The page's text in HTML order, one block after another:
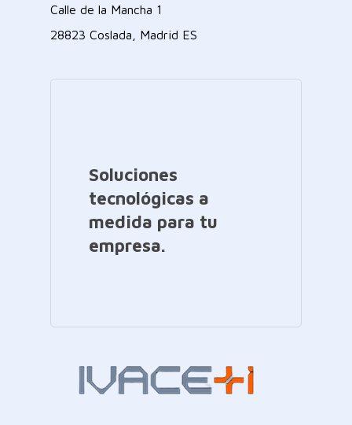
Calle de la Mancha 1
28823 Coslada, Madrid ES
Soluciones
tecnológicas a
medida para tu
empresa.